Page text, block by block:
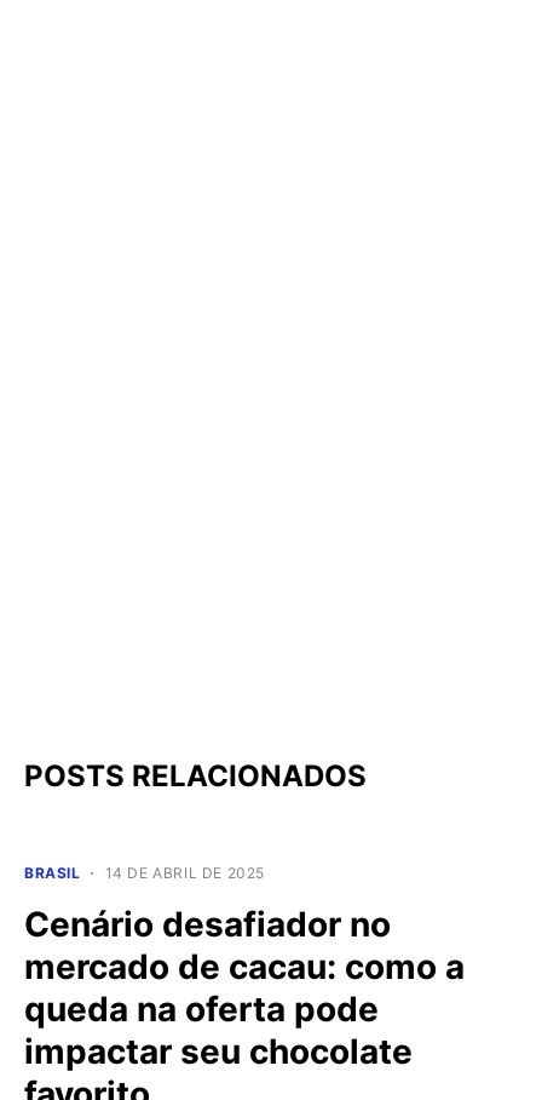
POSTS RELACIONADOS
BRASIL 14 DE ABRIL DE 2025
Cenário desafiador no
mercado de cacau: como a
queda na oferta pode
impactar seu chocolate